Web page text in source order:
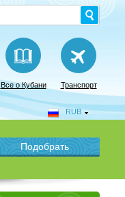
Все о Кубани Транспорт
RUB